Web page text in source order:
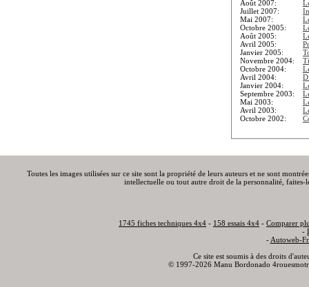
Août 2007:
Juillet 2007:
Mai 2007:
Octobre 2005:
Août 2005:
Avril 2005:
Janvier 2005:
Novembre 2004:
Octobre 2004:
Avril 2004:
Janvier 2004:
Septembre 2003:
Mai 2003:
Avril 2003:
Octobre 2002:
Toutes les images utilisées sur ce site sont la propriété de leurs auteurs et ne sont
intellectuelle ou tout autre droit de la personnalité,
1745 fiches techniques 4x4 - 158 essais 4x4 - Comparer
-
- Autoweb-
Ce site est soumis à des droits
© 1997-2026 Manu Bordonado